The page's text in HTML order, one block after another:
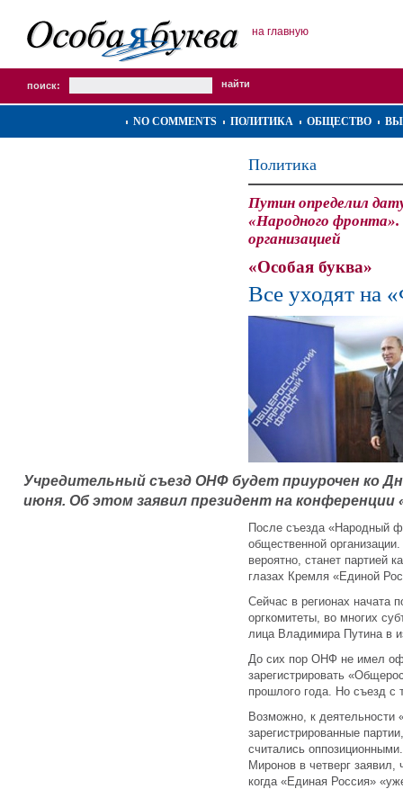
на главную
поиск:
NO COMMENTS ПОЛИТИКА ОБЩЕСТВО
Политика
Путин определил
«Народного
организацией
«Особая буква»
Все уходят на
Учредительный съезд ОНФ будет приурочен ко
июня. Об этом заявил президент на
После съезда «Народный
общественной
вероятно, станет партией
глазах Кремля «Единой
Сейчас в регионах начата
оргкомитеты, во многих
лица Владимира Путина в
До сих пор ОНФ не имел
зарегистрировать
прошлого года. Но съезд с
Возможно, к деятельности
зарегистрированные
считались
Миронов в четверг
когда «Единая Россия»